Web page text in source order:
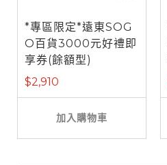
*專區限定*遠東SOG
O百貨3000元好禮即
享券(餘額型)
$2,910
加入購物車